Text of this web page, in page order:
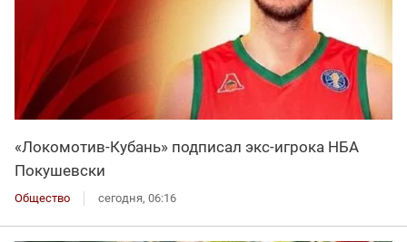
«Локомотив-Кубань» подписал экс-игрока НБА
Покушевски
Общество сегодня, 06:16